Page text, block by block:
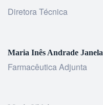
Diretora Técnica
Maria Inês Andrade Janela
Farmacêutica Adjunta